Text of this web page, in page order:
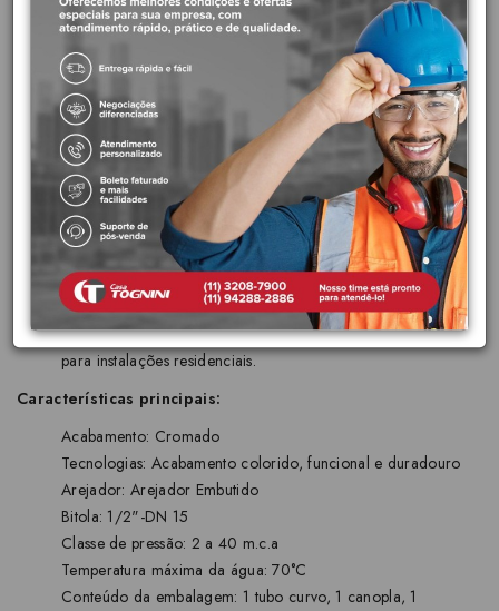
alta tecnologia, desenvolvemos produtos para que você possa
criar o projeto perfeito para sua cozinha, banheiro ou
lavatórios. As bicas e acionamentos, além da ducha manual,
são exemplos de liberdade de escolha. Você pode instalar a
bica da torneira de um lado da bancada, por exemplo,
enquanto o acionamento e a ducha no outro. Livre para você
escolher o que melhor compõe o seu ambiente.
Acabamento mais duradouro:Acabamento cromado
biníquel de alta durabilidade e maior resistência à corrosão.
Conserva a beleza e o brilho do produto por muito mais
tempo.
Garantia Toda Vida:A primeira marca de metais e louças
sanitárias brasileira a oferecer garantia sem limite de tempo
para instalações residenciais.
Características principais:
Acabamento: Cromado
Tecnologias: Acabamento colorido, funcional e duradouro
Arejador: Arejador Embutido
Bitola: 1/2"-DN 15
Classe de pressão: 2 a 40 m.c.a
Temperatura máxima da água: 70°C
Conteúdo da embalagem: 1 tubo curvo, 1 canopla, 1